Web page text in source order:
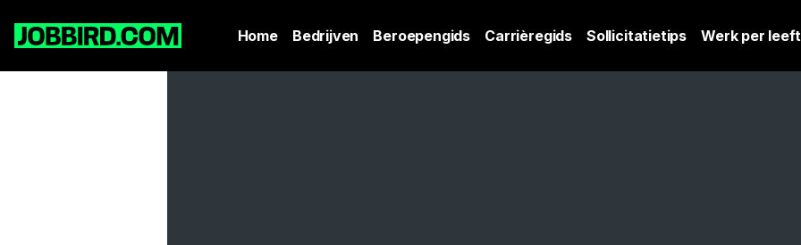
Home Bedrijven Beroepengids Carrièregids Sollicitatietips Werk per